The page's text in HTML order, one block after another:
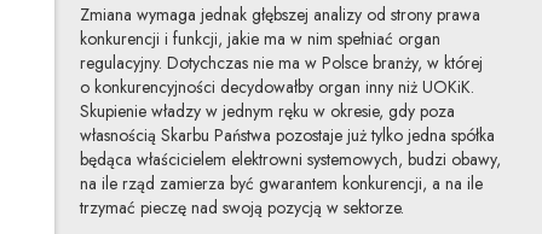
Zmiana wymaga jednak głębszej analizy od strony prawa
konkurencji i funkcji, jakie ma w nim spełniać organ
regulacyjny. Dotychczas nie ma w Polsce branży, w której
o konkurencyjności decydowałby organ inny niż UOKiK.
Skupienie władzy w jednym ręku w okresie, gdy poza
własnością Skarbu Państwa pozostaje już tylko jedna spółka
będąca właścicielem elektrowni systemowych, budzi obawy,
na ile rząd zamierza być gwarantem konkurencji, a na ile
trzymać pieczę nad swoją pozycją w sektorze.